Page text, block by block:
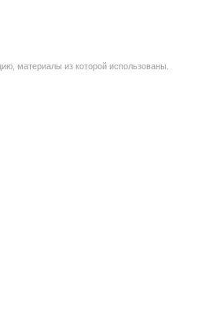
материалы из которой использованы.